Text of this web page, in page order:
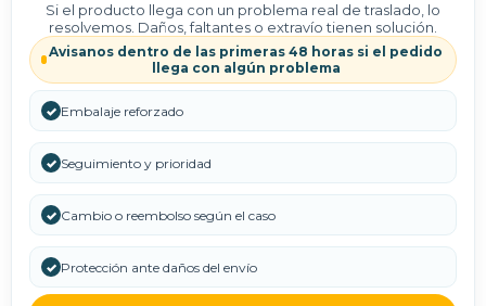
Si el producto llega con un problema real de traslado, lo
resolvemos. Daños, faltantes o extravío tienen solución.
Avisanos dentro de las primeras 48 horas si el pedido
llega con algún problema
✓ Embalaje reforzado
✓ Seguimiento y prioridad
✓ Cambio o reembolso según el caso
✓ Protección ante daños del envío